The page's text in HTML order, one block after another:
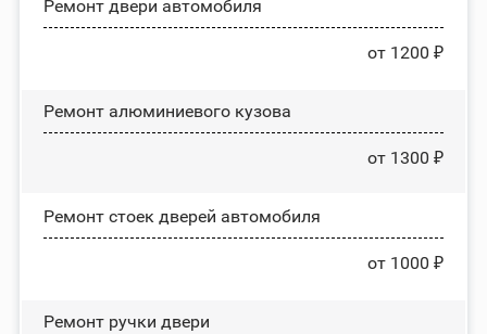
Ремонт двери автомобиля
от 1200 ₽
Ремонт алюминиевого кузова
от 1300 ₽
Ремонт стоек дверей автомобиля
от 1000 ₽
Ремонт ручки двери